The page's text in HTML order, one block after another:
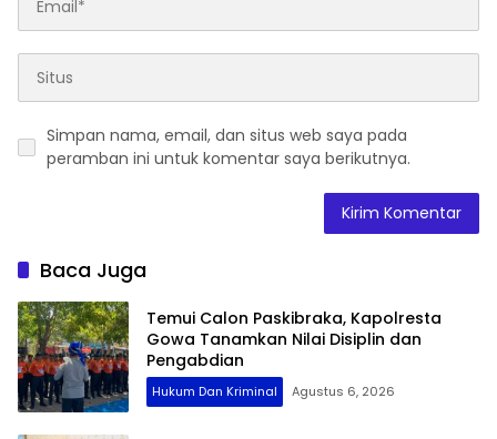
Simpan nama, email, dan situs web saya pada
peramban ini untuk komentar saya berikutnya.
Baca Juga
Temui Calon Paskibraka, Kapolresta
Gowa Tanamkan Nilai Disiplin dan
Pengabdian
Hukum Dan Kriminal Agustus 6, 2026